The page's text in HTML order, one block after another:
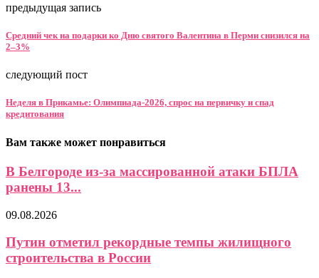
предыдущая запись
Средний чек на подарки ко Дню святого Валентина в Перми снизился на
2–3%
следующий пост
Неделя в Прикамье: Олимпиада-2026, спрос на первичку и спад
кредитования
Вам также может понравиться
В Белгороде из-за массированной атаки БПЛА
ранены 13...
09.08.2026
Путин отметил рекордные темпы жилищного
строительства в России